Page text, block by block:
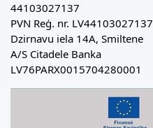
44103027137
PVN Reģ. nr. LV44103027137
Dzirnavu iela 14A, Smiltene
A/S Citadele Banka
LV76PARX0015704280001